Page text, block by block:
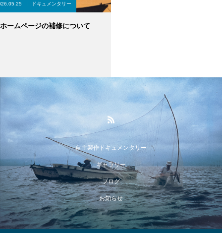
ドキュメンタリー
ホームページの補修について
自主製作ドキュメンタリー
ギャラリー
ブログ
お知らせ